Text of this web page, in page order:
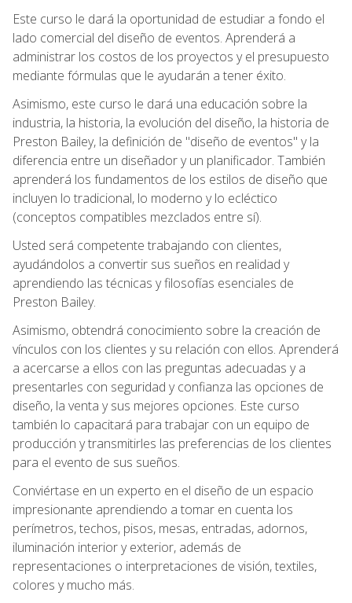
Este curso le dará la oportunidad de estudiar a fondo el
lado comercial del diseño de eventos. Aprenderá a
administrar los costos de los proyectos y el presupuesto
mediante fórmulas que le ayudarán a tener éxito.
Asimismo, este curso le dará una educación sobre la
industria, la historia, la evolución del diseño, la historia de
Preston Bailey, la definición de "diseño de eventos" y la
diferencia entre un diseñador y un planificador. También
aprenderá los fundamentos de los estilos de diseño que
incluyen lo tradicional, lo moderno y lo ecléctico
(conceptos compatibles mezclados entre sí).
Usted será competente trabajando con clientes,
ayudándolos a convertir sus sueños en realidad y
aprendiendo las técnicas y filosofías esenciales de
Preston Bailey.
Asimismo, obtendrá conocimiento sobre la creación de
vínculos con los clientes y su relación con ellos. Aprenderá
a acercarse a ellos con las preguntas adecuadas y a
presentarles con seguridad y confianza las opciones de
diseño, la venta y sus mejores opciones. Este curso
también lo capacitará para trabajar con un equipo de
producción y transmitirles las preferencias de los clientes
para el evento de sus sueños.
Conviértase en un experto en el diseño de un espacio
impresionante aprendiendo a tomar en cuenta los
perímetros, techos, pisos, mesas, entradas, adornos,
iluminación interior y exterior, además de
representaciones o interpretaciones de visión, textiles,
colores y mucho más.